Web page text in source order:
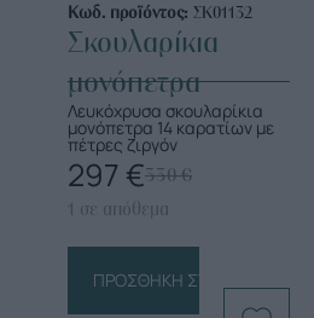
Κωδ. προϊόντος: ΣΚ01132
Σκουλαρίκια
μονόπετρα
Λευκόχρυσα σκουλαρίκια
μονόπετρα 14 καρατίων με
πέτρες ζιργόν
330€
297 €
1 σε απόθεμα
ΠΡΟΣΘΉΚΗ ΣΤΟ ΚΑΛΆΘΙ